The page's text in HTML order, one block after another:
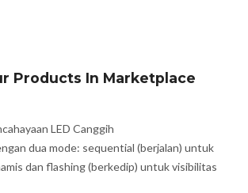
Products In Marketplace
LED Canggih
dua mode: sequential (berjalan) untuk
dan flashing (berkedip) untuk visibilitas